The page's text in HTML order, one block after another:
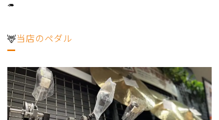
🦔
🦌当店のペダル